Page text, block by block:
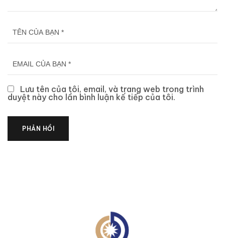
Lưu tên của tôi, email, và trang web trong trình
duyệt này cho lần bình luận kế tiếp của tôi.